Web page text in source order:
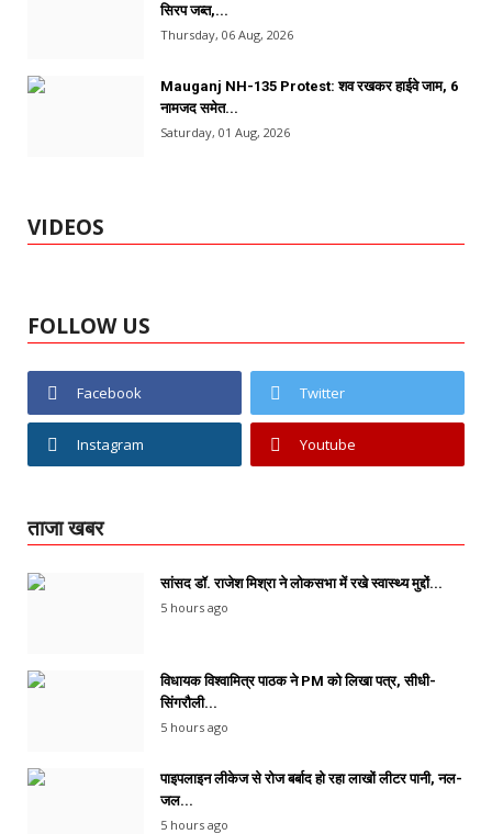
सिरप जब्त,...
Thursday, 06 Aug, 2026
Mauganj NH-135 Protest: शव रखकर हाईवे जाम, 6
नामजद समेत...
Saturday, 01 Aug, 2026
VIDEOS
FOLLOW US
Facebook Twitter
Instagram Youtube
ताजा खबर
सांसद डॉ. राजेश मिश्रा ने लोकसभा में रखे स्वास्थ्य मुद्दों...
5 hours ago
विधायक विश्वामित्र पाठक ने PM को लिखा पत्र, सीधी-
सिंगरौली...
5 hours ago
पाइपलाइन लीकेज से रोज बर्बाद हो रहा लाखों लीटर पानी, नल-
जल...
5 hours ago